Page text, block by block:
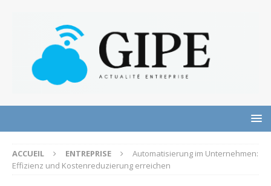
ACCUEIL ENTREPRISE
Automatisierung im Unternehmen:
Effizienz und Kostenreduzierung erreichen